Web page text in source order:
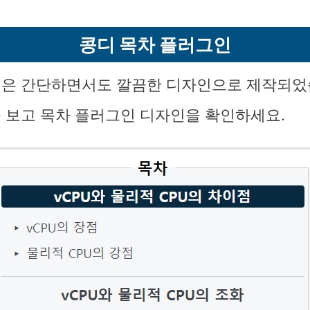
콩디 목차 플러그인
간단하면서도 깔끔한 디자인으로 제작되
고 목차 플러그인 디자인을 확인하세요.